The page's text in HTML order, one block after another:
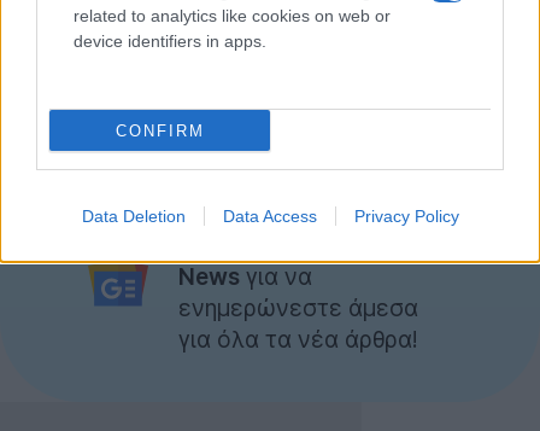
related to analytics like cookies on web or
device identifiers in apps.
CONFIRM
Data Deletion Data Access Privacy Policy
projects, αλλά βλέπουμε πως η εξέλιξη είναι εκθετική
και ίσως δούμε χειροπιαστά αποτελέσματα πολύ
Ακολουθήστε το
News για να
ενημερώνεστε άμεσα
για όλα τα νέα άρθρα!